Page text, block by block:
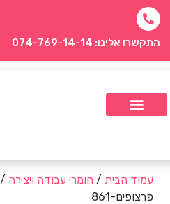
התקשרו אלינו: 074-769-14-14
עמוד הבית / חומרי עבודה ויצירה /
פרצופים-861